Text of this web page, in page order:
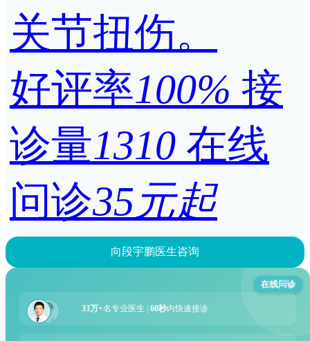
关节扭伤。
好评率100% 接
诊量1310 在线
问诊35元起
向段宇鹏医生咨询
在线问诊
33万+名专业医生 | 60秒内快速接诊